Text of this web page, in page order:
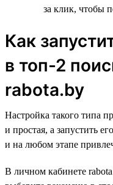
за клик, чтобы
Как
в топ-2
rabota.by
Настройка такого типа
и простая, а запустить
и на любом этапе
В личном кабинете